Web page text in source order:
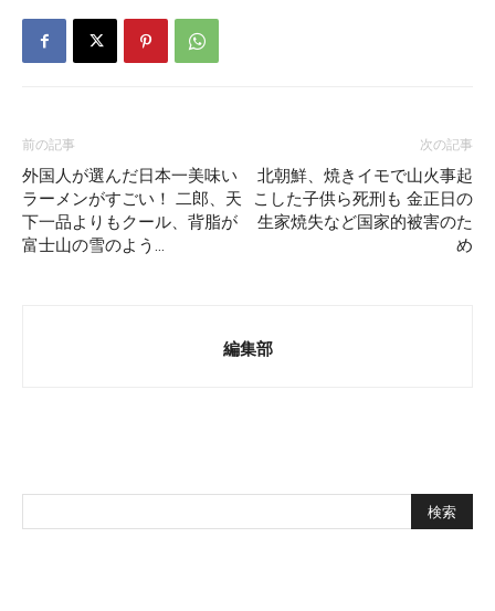
前の記事
外国人が選んだ日本一美味い
ラーメンがすごい！ 二郎、天
下一品よりもクール、背脂が
富士山の雪のよう…
次の記事
北朝鮮、焼きイモで山火事起
こした子供ら死刑も 金正日の
生家焼失など国家的被害のた
め
編集部